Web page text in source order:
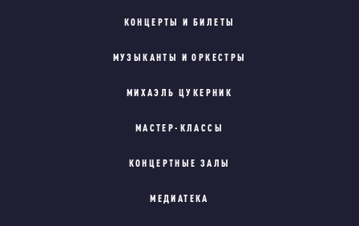
КОНЦЕРТЫ И БИЛЕТЫ
МУЗЫКАНТЫ И ОРКЕСТРЫ
МИХАЭЛЬ ЦУКЕРНИК
МАСТЕР-КЛАССЫ
КОНЦЕРТНЫЕ ЗАЛЫ
МЕДИАТЕКА